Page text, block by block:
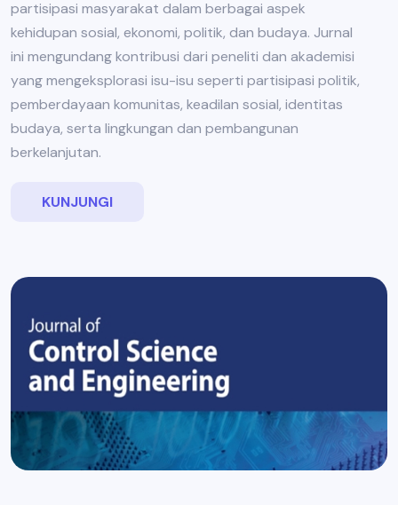
partisipasi masyarakat dalam berbagai aspek
kehidupan sosial, ekonomi, politik, dan budaya. Jurnal
ini mengundang kontribusi dari peneliti dan akademisi
yang mengeksplorasi isu-isu seperti partisipasi politik,
pemberdayaan komunitas, keadilan sosial, identitas
budaya, serta lingkungan dan pembangunan
berkelanjutan.
KUNJUNGI